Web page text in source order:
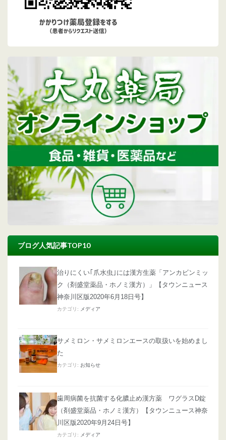
ブログ人気記事TOP10
治りにくい｢爪水虫｣には漢方生薬「アンカビンミッ
ク（剤盛堂薬品・ホノミ漢方）」【タウンニュース
神奈川区版2020年6月18日号】
カテゴリ: メディア
サメミロン・サメミロンエースの取扱いを始めまし
た
カテゴリ: お知らせ
歯周病菌を抗菌する化膿止め漢方薬 ワグラスD錠
（剤盛堂薬品・ホノミ漢方）【タウンニュース神奈
川区版2020年9月24日号】
カテゴリ: メディア